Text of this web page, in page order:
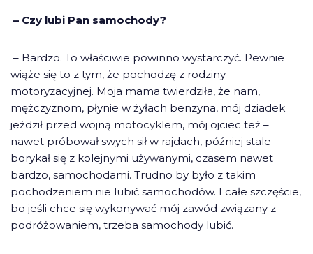
– Czy lubi Pan samochody?
– Bardzo. To właściwie powinno wystarczyć. Pewnie
wiąże się to z tym, że pochodzę z rodziny
motoryzacyjnej. Moja mama twierdziła, że nam,
mężczyznom, płynie w żyłach benzyna, mój dziadek
jeździł przed wojną motocyklem, mój ojciec też –
nawet próbował swych sił w rajdach, później stale
borykał się z kolejnymi używanymi, czasem nawet
bardzo, samochodami. Trudno by było z takim
pochodzeniem nie lubić samochodów. I całe szczęście,
bo jeśli chce się wykonywać mój zawód związany z
podróżowaniem, trzeba samochody lubić.